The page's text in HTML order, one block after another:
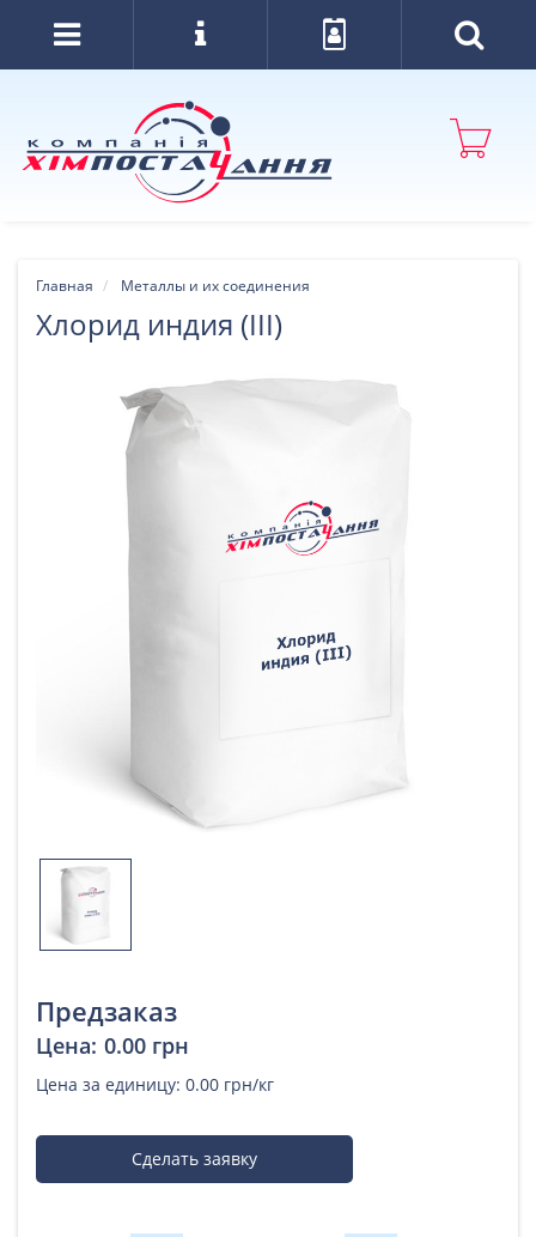
Главная Металлы и их соединения
Хлорид индия (III)
Предзаказ
Цена: 0.00 грн
Цена за единицу: 0.00 грн/кг
Сделать заявку